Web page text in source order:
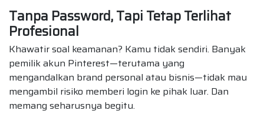
Tanpa Password, Tapi Tetap Terlihat
Profesional
Khawatir soal keamanan? Kamu tidak sendiri. Banyak
pemilik akun Pinterest—terutama yang
mengandalkan brand personal atau bisnis—tidak mau
mengambil risiko memberi login ke pihak luar. Dan
memang seharusnya begitu.